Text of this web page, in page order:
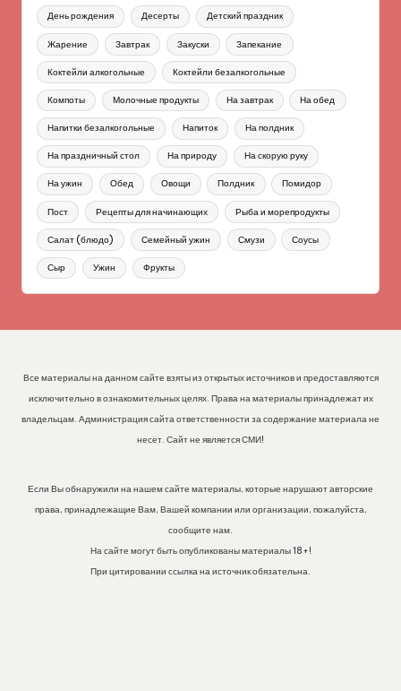
День рождения Десерты Детский праздник
Жарение Завтрак Закуски Запекание
Коктейли алкогольные Коктейли безалкогольные
Компоты Молочные продукты На завтрак На обед
Напитки безалкогольные Напиток На полдник
На праздничный стол На природу На скорую руку
На ужин Обед Овощи Полдник Помидор
Пост Рецепты для начинающих Рыба и морепродукты
Салат (блюдо) Семейный ужин Смузи Соусы
Сыр Ужин Фрукты
Все материалы на данном сайте взяты из открытых источников и предоставляются
исключительно в ознакомительных целях. Права на материалы принадлежат их
владельцам. Администрация сайта ответственности за содержание материала не
несет. Сайт не является СМИ!
Если Вы обнаружили на нашем сайте материалы, которые нарушают авторские
права, принадлежащие Вам, Вашей компании или организации, пожалуйста,
сообщите нам.
На сайте могут быть опубликованы материалы 18+!
При цитировании ссылка на источник обязательна.